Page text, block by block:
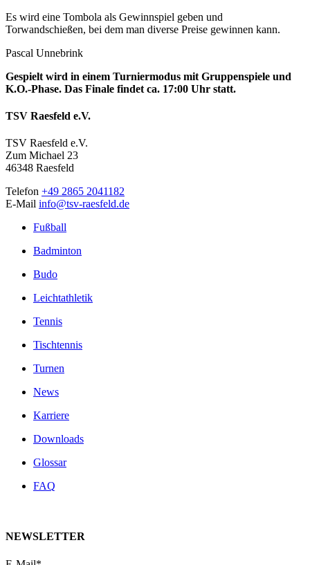
Es wird eine Tombola als Gewinnspiel geben und
Torwandschießen, bei dem man diverse Preise gewinnen kann.
Pascal Unnebrink
Gespielt wird in einem Turniermodus mit Gruppenspiele und
K.O.-Phase. Das Finale findet ca. 17:00 Uhr statt.
TSV Raesfeld e.V.
TSV Raesfeld e.V.
Zum Michael 23
46348 Raesfeld
Telefon +49 2865 2041182
E-Mail info@tsv-raesfeld.de
Fußball
Badminton
Budo
Leichtathletik
Tennis
Tischtennis
Turnen
News
Karriere
Downloads
Glossar
FAQ
NEWSLETTER